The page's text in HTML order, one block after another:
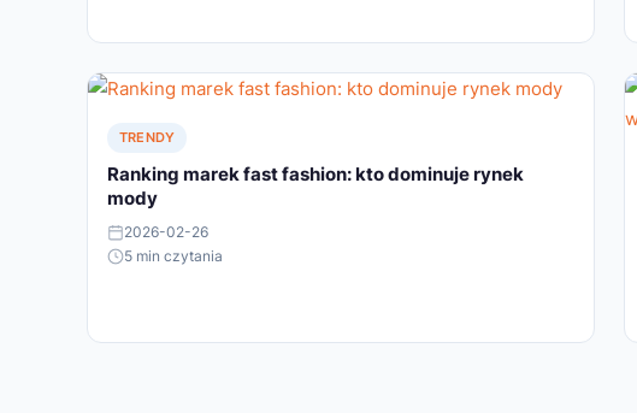
TRENDY
Ranking marek fast fashion: kto dominuje rynek
mody
2026-02-26
5 min czytania